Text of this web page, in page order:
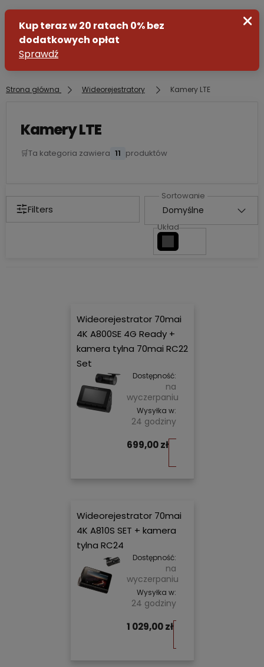
Strona główna Wideorejestratory Kamery LTE
Kamery LTE
🛒Ta kategoria zawiera 11 produktów
Filters
Układ
Wideorejestrator 70mai
4K A800SE 4G Ready +
kamera tylna 70mai RC22
Set
Dostępność:
na
wyczerpaniu
Wysyłka w:
24 godziny
699,00 zł
Wideorejestrator 70mai
4K A810S SET + kamera
tylna RC24
Dostępność:
na
wyczerpaniu
Wysyłka w:
24 godziny
1 029,00 zł